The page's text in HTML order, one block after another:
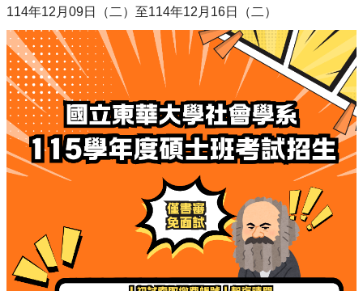
114年12月09日（二）至114年12月16日（二）